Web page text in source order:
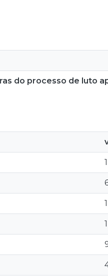
do processo de luto
1
1
1